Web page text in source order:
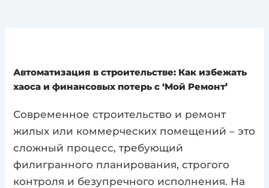
Автоматизация в строительстве: Как избежать
хаоса и финансовых потерь с ‘Мой Ремонт’
Современное строительство и ремонт
жилых или коммерческих помещений – это
сложный процесс, требующий
филигранного планирования, строгого
контроля и безупречного исполнения. На